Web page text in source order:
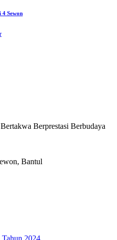
4 Sewon
Berprestasi Berbudaya
Bantul
Tahun 2024